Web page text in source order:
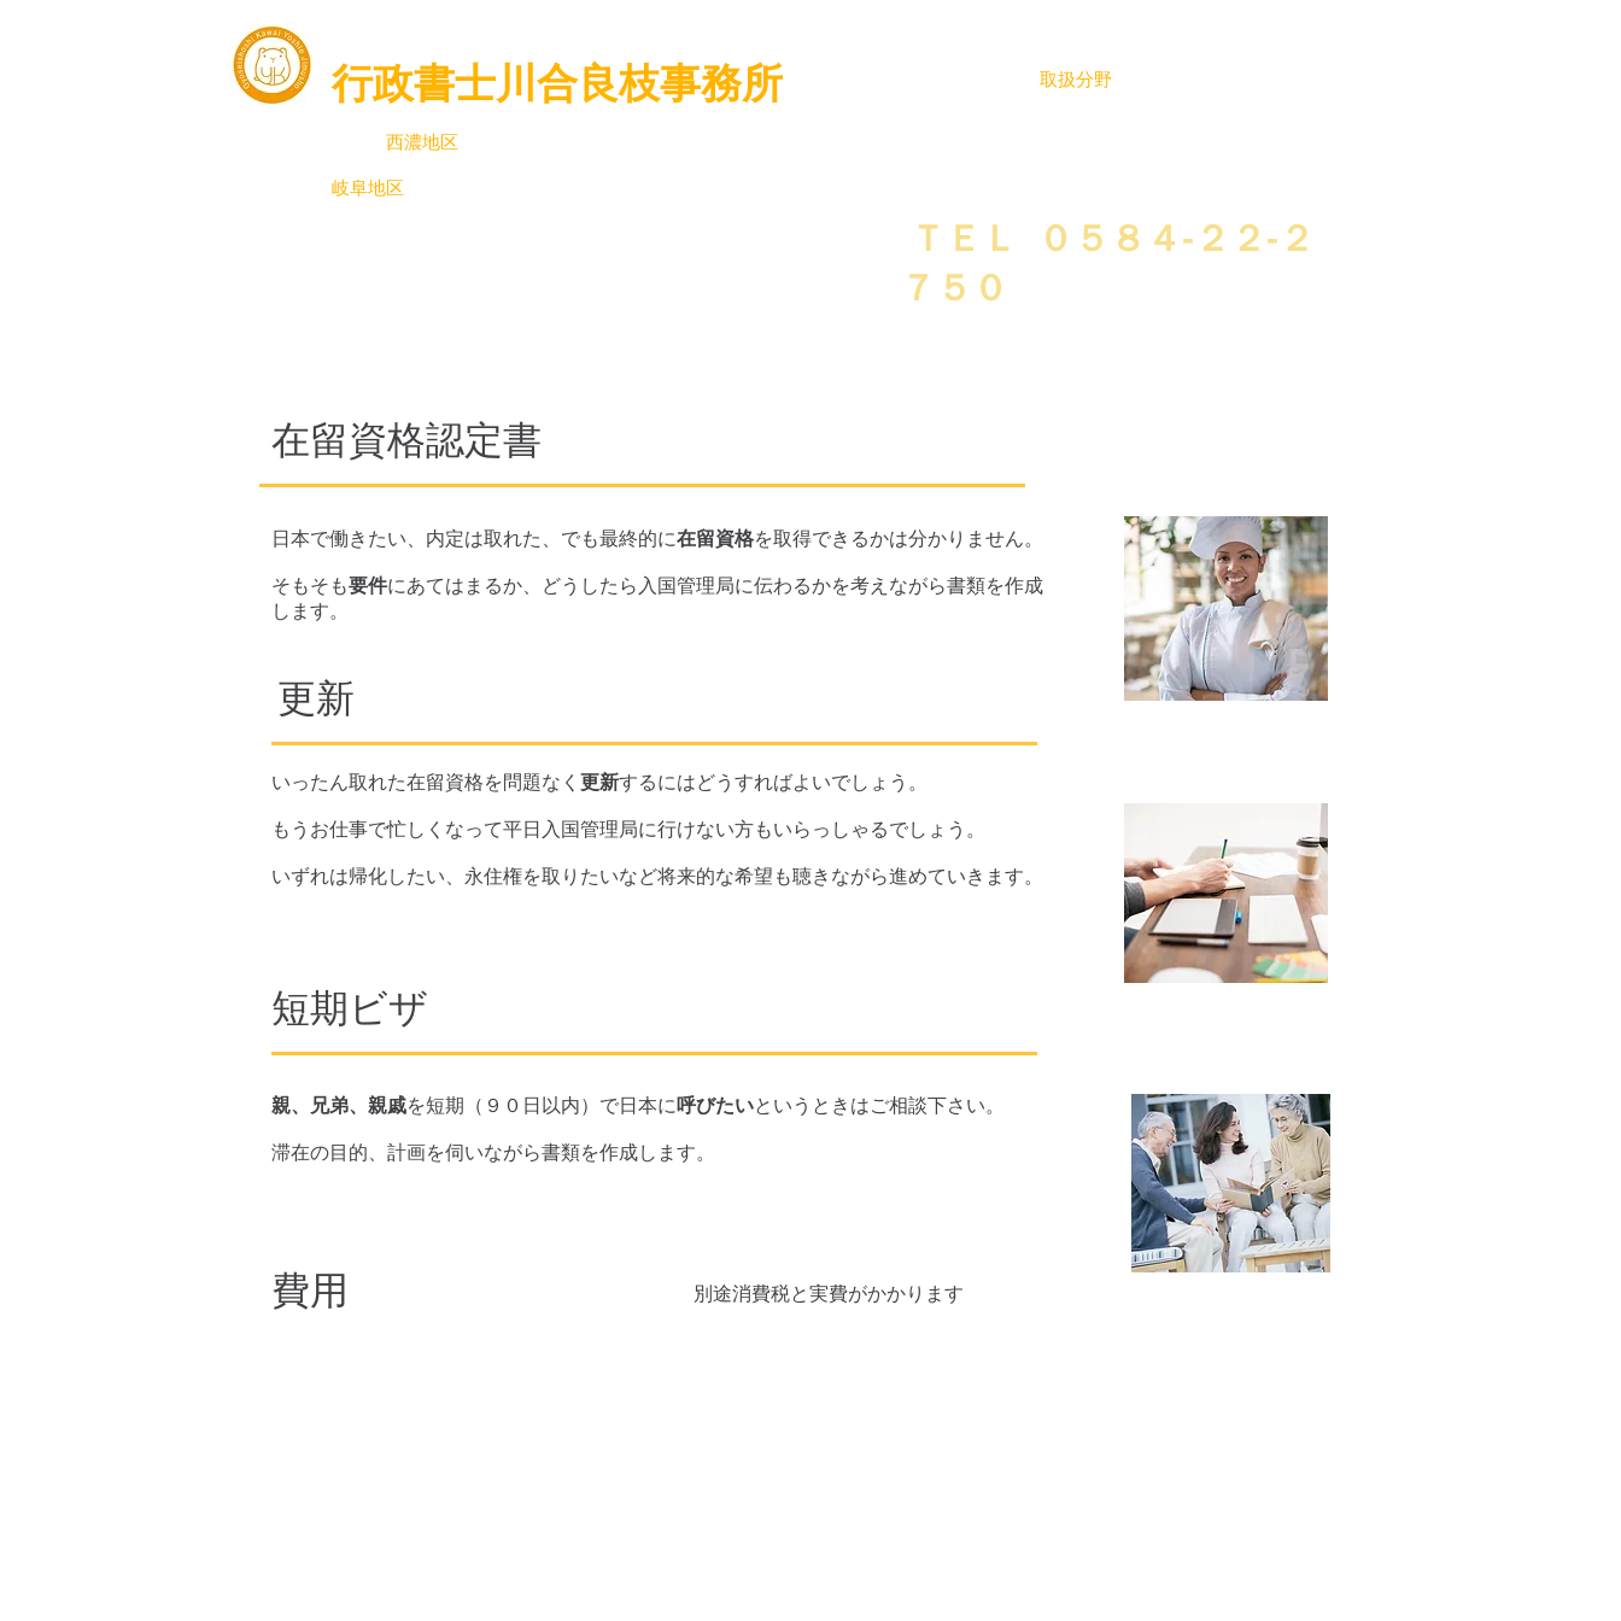
行政書士川合良枝事務所
西濃地区
岐阜地区
取扱分野
ＴＥＬ
​０５８４-２２-２
７５０
​在留資格認定書
日本で働きたい、内定は取れた、でも最終的に在留資格を取得できるかは分かりません。
​そもそも要件にあてはまるか、どうしたら入国管理局に伝わるかを考えながら書類を作成
します。
​更新
いったん取れた在留資格を問題なく 更新するにはどうすればよいでしょう。
もうお仕事で忙しくなって平日入国管理局に行けない方もいらっしゃるでしょう。
​いずれは帰化したい、永住権を取りたいなど将来的な希望も聴きながら進めていきます。
​短期ビザ
親、兄弟、親戚を短期（９０日以内）で日本に 呼びたいというときはご相談下さい。
​滞在の目的、計画を伺いながら書類を作成します。
​費用 ​別途消費税と実費がかかります